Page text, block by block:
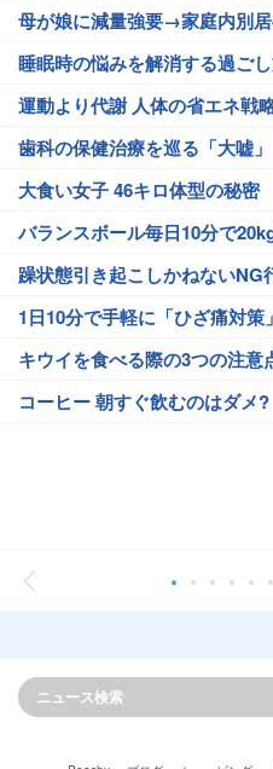
母が娘に減量強要→家庭内別
睡眠時の悩みを解消する過ご
運動より代謝 人体の省エネ戦
歯科の保健治療を巡る「大嘘」
大食い女子 46キロ体型の秘密
バランスボール毎日10分で
躁状態引き起こしかねないNG
1日10分で手軽に「ひざ痛対策」
キウイを食べる際の3つの注意
コーヒー 朝すぐ飲むのはダメ?